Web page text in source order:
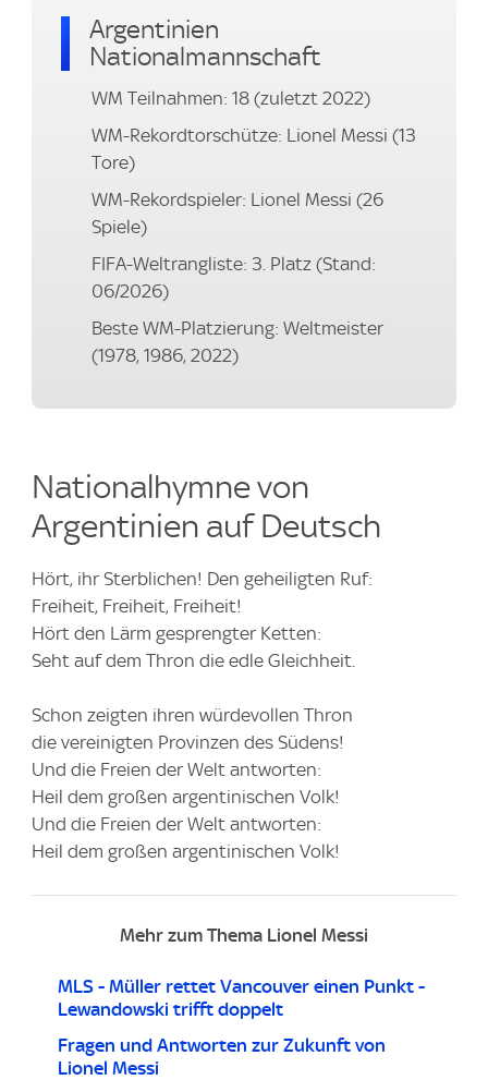
Argentinien
Nationalmannschaft
WM Teilnahmen: 18 (zuletzt 2022)
WM-Rekordtorschütze: Lionel Messi (13
Tore)
WM-Rekordspieler: Lionel Messi (26
Spiele)
FIFA-Weltrangliste: 3. Platz (Stand:
06/2026)
Beste WM-Platzierung: Weltmeister
(1978, 1986, 2022)
Nationalhymne von
Argentinien auf Deutsch
Hört, ihr Sterblichen! Den geheiligten Ruf:
Freiheit, Freiheit, Freiheit!
Hört den Lärm gesprengter Ketten:
Seht auf dem Thron die edle Gleichheit.
Schon zeigten ihren würdevollen Thron
die vereinigten Provinzen des Südens!
Und die Freien der Welt antworten:
Heil dem großen argentinischen Volk!
Und die Freien der Welt antworten:
Heil dem großen argentinischen Volk!
Mehr zum Thema Lionel Messi
MLS - Müller rettet Vancouver einen Punkt -
Lewandowski trifft doppelt
Fragen und Antworten zur Zukunft von
Lionel Messi